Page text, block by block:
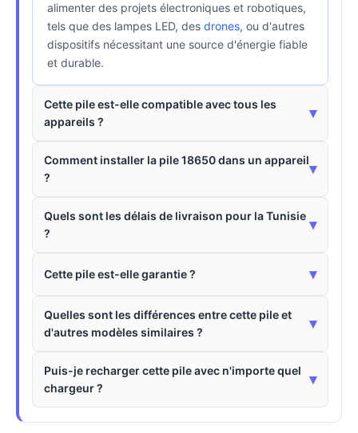
alimenter des projets électroniques et robotiques,
tels que des lampes LED, des drones, ou d'autres
dispositifs nécessitant une source d'énergie fiable
et durable.
Cette pile est-elle compatible avec tous les
appareils ?
▾
Comment installer la pile 18650 dans un appareil
?
▾
Quels sont les délais de livraison pour la Tunisie
?
▾
Cette pile est-elle garantie ? ▾
Quelles sont les différences entre cette pile et
d'autres modèles similaires ?
▾
Puis-je recharger cette pile avec n'importe quel
chargeur ?
▾